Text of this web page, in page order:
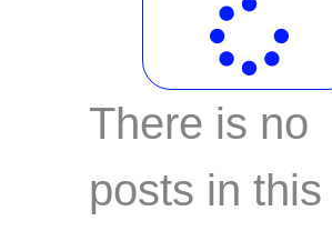
There is no
posts in this